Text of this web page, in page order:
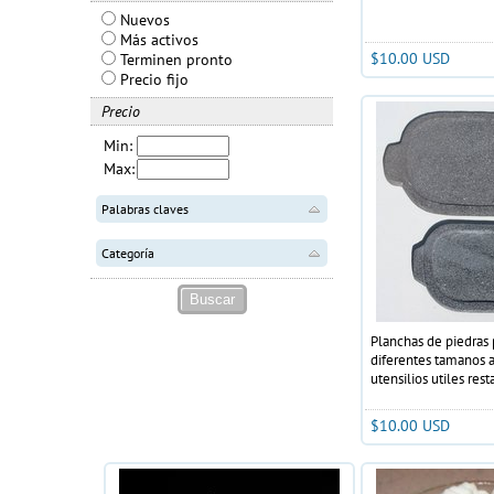
Nuevos
Más activos
Terminen pronto
Precio fijo
Precio
Min:
Max:
Palabras claves
Categoría
$10.00 USD
Planchas de piedras
diferentes tamanos
utensilios utiles
$10.00 USD